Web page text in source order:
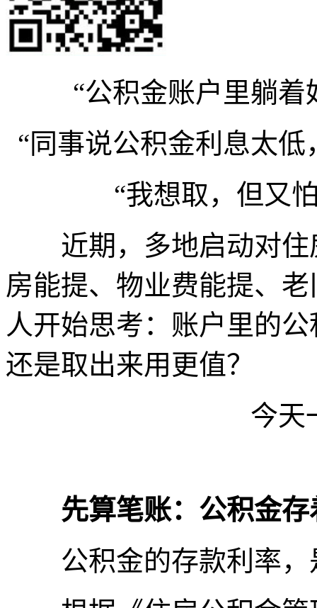
“公积金账户里躺
“同事说公积金利息太
“我想取，但又
近期，多地启动对住
房能提、物业费能提、
人开始思考：账户里的
还是取出来用更值？
今天
先算笔账：公积金
公积金的存款利率，